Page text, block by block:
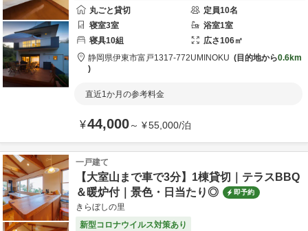
丸ごと貸切
定員10名
寝室3室 浴室1室
寝具10組 広さ106㎡
静岡県伊東市富戸1317-772UMINOKU 目的地から0.6km
直近1か月の参考料金
¥44,000～ ¥55,000/泊
一戸建て
【大室山まで車で3分】1棟貸切｜テラスBBQ
＆暖炉付｜景色・日当たり◎
即予約
きらぼしの里
新型コロナウイルス対策あり